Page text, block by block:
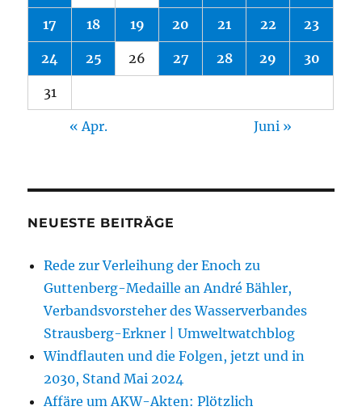
17 18 19 20 21 22 23
24 25 26 27 28 29 30
31
« Apr. Juni »
NEUESTE BEITRÄGE
Rede zur Verleihung der Enoch zu
Guttenberg-Medaille an André Bähler,
Verbandsvorsteher des Wasserverbandes
Strausberg-Erkner | Umweltwatchblog
Windflauten und die Folgen, jetzt und in
2030, Stand Mai 2024
Affäre um AKW-Akten: Plötzlich